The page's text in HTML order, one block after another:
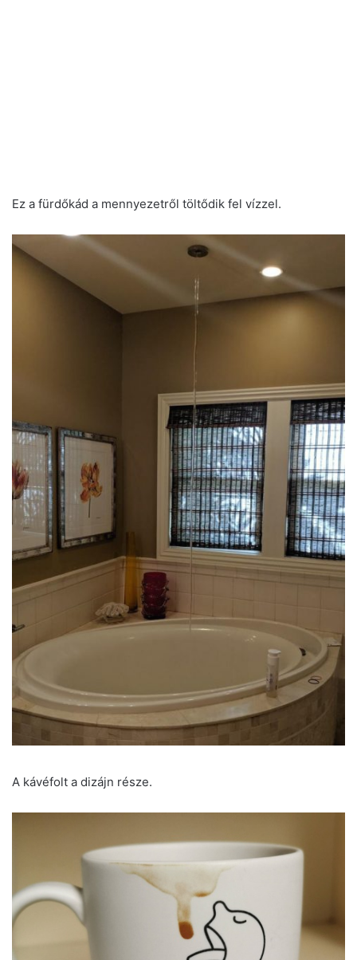
Ez a fürdőkád a mennyezetről töltődik fel vízzel.
A kávéfolt a dizájn része.